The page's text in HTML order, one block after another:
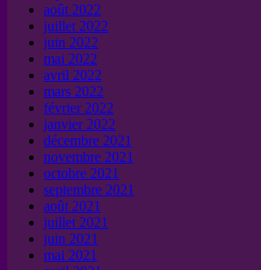
août 2022
juillet 2022
juin 2022
mai 2022
avril 2022
mars 2022
février 2022
janvier 2022
décembre 2021
novembre 2021
octobre 2021
septembre 2021
août 2021
juillet 2021
juin 2021
mai 2021